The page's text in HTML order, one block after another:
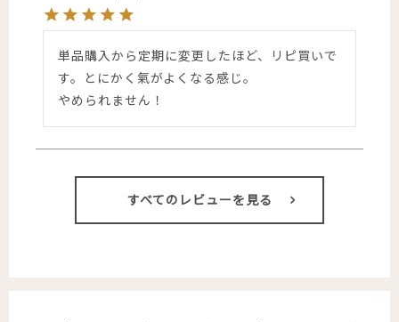
単品購入から定期に変更したほど、リピ買いで
す。とにかく氣がよくなる感じ。
やめられません！
すべてのレビューを見る